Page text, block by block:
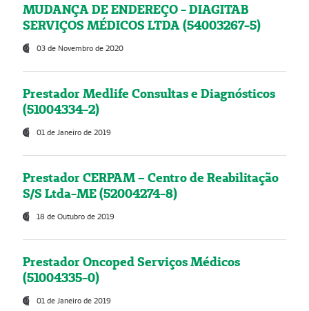
MUDANÇA DE ENDEREÇO - DIAGITAB
SERVIÇOS MÉDICOS LTDA (54003267-5)
03 de Novembro de 2020
Prestador Medlife Consultas e Diagnósticos
(51004334-2)
01 de Janeiro de 2019
Prestador CERPAM – Centro de Reabilitação
S/S Ltda-ME (52004274-8)
18 de Outubro de 2019
Prestador Oncoped Serviços Médicos
(51004335-0)
01 de Janeiro de 2019